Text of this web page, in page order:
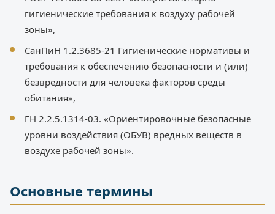
гигиенические требования к воздуху рабочей
зоны»,
СанПиН 1.2.3685-21 Гигиенические нормативы и
требования к обеспечению безопасности и (или)
безвредности для человека факторов среды
обитания»,
ГН 2.2.5.1314-03. «Ориентировочные безопасные
уровни воздействия (ОБУВ) вредных веществ в
воздухе рабочей зоны».
Основные термины